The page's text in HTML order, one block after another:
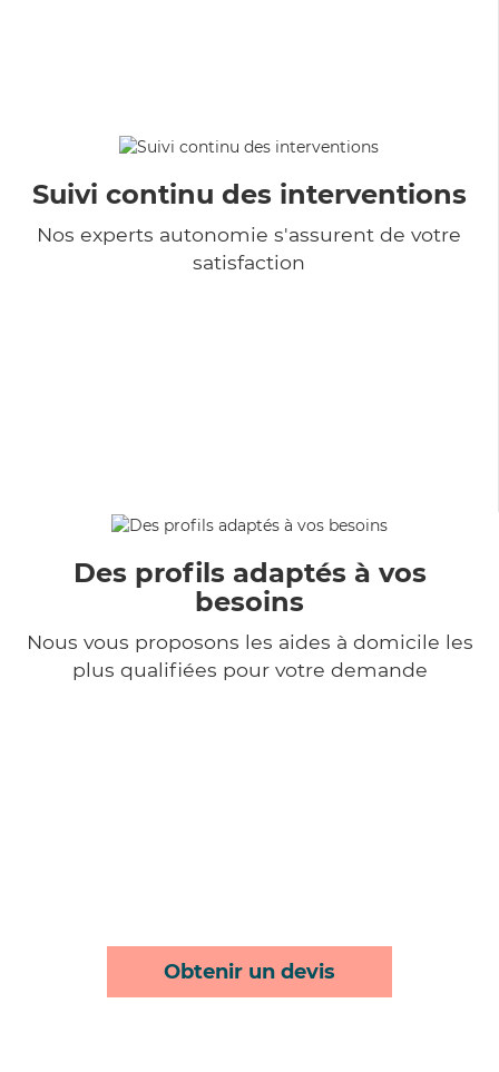
Suivi continu des interventions
Nos experts autonomie s'assurent de votre
satisfaction
Des profils adaptés à vos
besoins
Nous vous proposons les aides à domicile les
plus qualifiées pour votre demande
Obtenir un devis